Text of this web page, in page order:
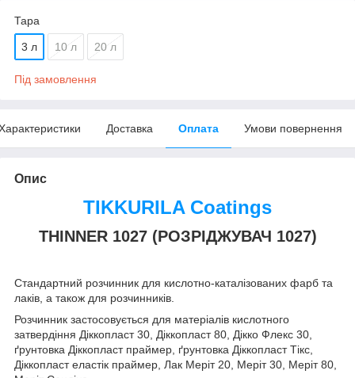
Тара
3 л 10 л 20 л
Під замовлення
Доставка Оплата Умови повернення
Опис
TIKKURILA Coatings
THINNER 1027 (РОЗРІДЖУВАЧ 1027)
Стандартний розчинник для кислотно-каталізованих фарб та
лаків, а також для розчинників.
Розчинник застосовується для матеріалів кислотного
затвердіння Діккопласт 30, Діккопласт 80, Дікко Флекс 30,
ґрунтовка Діккопласт праймер, ґрунтовка Діккопласт Тікс,
Діккопласт еластік праймер, Лак Меріт 20, Меріт 30, Меріт 80,